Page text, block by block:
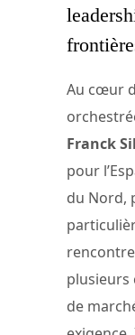
Au cœur
Franck
pour
du Nord,
plusieurs
de